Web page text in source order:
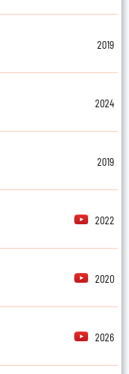
2019
2024
2019
2022
2020
2026